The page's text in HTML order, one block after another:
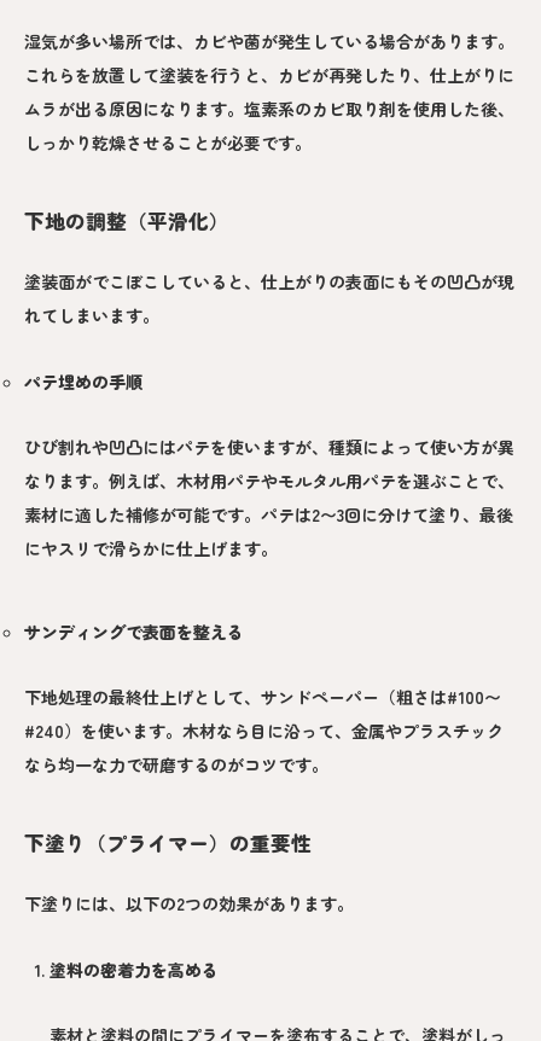
湿気が多い場所では、カビや菌が発生している場合があります。
これらを放置して塗装を行うと、カビが再発したり、仕上がりに
ムラが出る原因になります。塩素系のカビ取り剤を使用した後、
しっかり乾燥させることが必要です。
下地の調整（平滑化）
塗装面がでこぼこしていると、仕上がりの表面にもその凹凸が現
れてしまいます。
パテ埋めの手順
ひび割れや凹凸にはパテを使いますが、種類によって使い方が異
なります。例えば、木材用パテやモルタル用パテを選ぶことで、
素材に適した補修が可能です。パテは2〜3回に分けて塗り、最後
にヤスリで滑らかに仕上げます。
サンディングで表面を整える
下地処理の最終仕上げとして、サンドペーパー（粗さは#100〜
#240）を使います。木材なら目に沿って、金属やプラスチック
なら均一な力で研磨するのがコツです。
下塗り（プライマー）の重要性
下塗りには、以下の2つの効果があります。
塗料の密着力を高める
素材と塗料の間にプライマーを塗布することで、塗料がしっ